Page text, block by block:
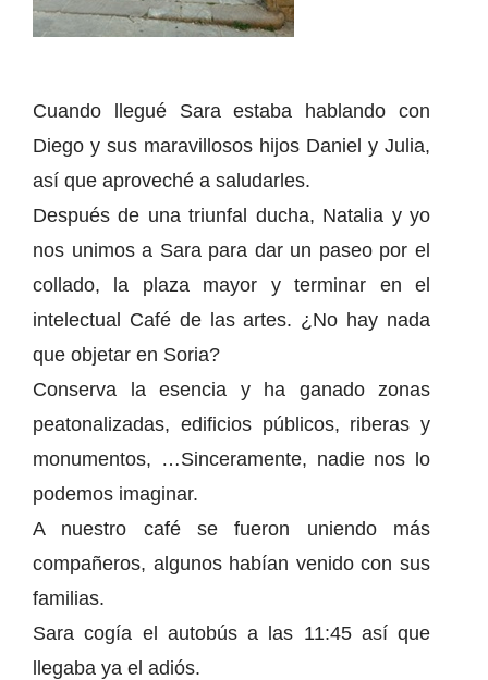
Cuando llegué Sara estaba hablando con
Diego y sus maravillosos hijos Daniel y Julia,
así que aproveché a saludarles.
Después de una triunfal ducha, Natalia y yo
nos unimos a Sara para dar un paseo por el
collado, la plaza mayor y terminar en el
intelectual Café de las artes. ¿No hay nada
que objetar en Soria?
Conserva la esencia y ha ganado zonas
peatonalizadas, edificios públicos, riberas y
monumentos, …Sinceramente, nadie nos lo
podemos imaginar.
A nuestro café se fueron uniendo más
compañeros, algunos habían venido con sus
familias.
Sara cogía el autobús a las 11:45 así que
llegaba ya el adiós.